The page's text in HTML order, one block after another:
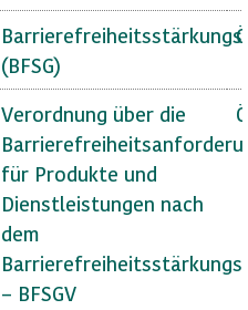
(BFSG)
Verordnung über die
für Produkte und
Dienstleistungen nach
dem
– BFSGV